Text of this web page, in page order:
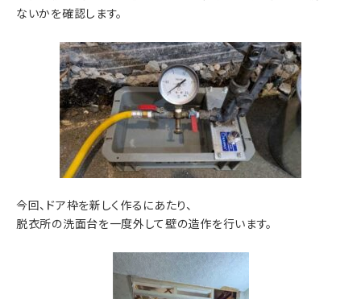
ないかを確認します。
今回、ドア枠を新しく作るにあたり、
脱衣所の洗面台を一度外して壁の造作を行います。